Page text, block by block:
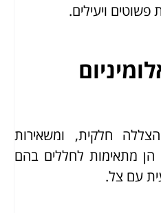
ויעילים.
חלקית, ומשאירות
מתאימות לחללים בהם
עם צל.